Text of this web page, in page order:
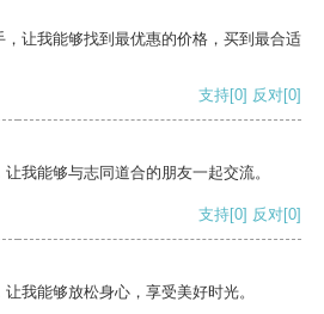
让我能够找到最优惠的价格，买到最合适
支持[0] 反对[0]
我能够与志同道合的朋友一起交流。
支持[0] 反对[0]
我能够放松身心，享受美好时光。